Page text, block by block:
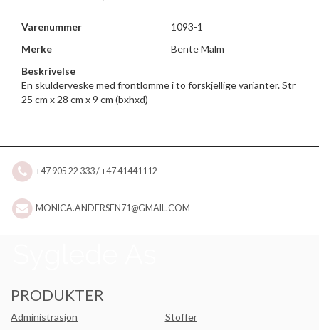
Varenummer
1093-1
Merke
Bente Malm
Beskrivelse
En skulderveske med frontlomme i to forskjellige varianter. Str
25 cm x 28 cm x 9 cm (bxhxd)
+47 905 22 333 / +47 41441112
MONICA.ANDERSEN71@GMAIL.COM
PRODUKTER
Administrasjon
Stoffer